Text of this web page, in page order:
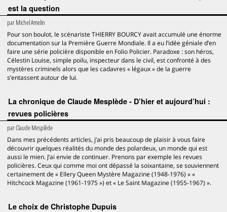
est la question
parMichel Amelin
Pour son boulot, le scénariste THIERRY BOURCY avait accumulé une énorme
documentation sur la Première Guerre Mondiale. Il a eu l’idée géniale d’en
faire une série policière disponible en Folio Policier. Paradoxe : son héros,
Célestin Louise, simple poilu, inspecteur dans le civil, est confronté à des
mystères criminels alors que les cadavres « légaux » de la guerre
s’entassent autour de lui.
La chronique de Claude Mesplède - D’hier et aujourd’hui :
revues policières
parClaude Mesplède
Dans mes précédents articles, j’ai pris beaucoup de plaisir à vous faire
découvrir quelques réalités du monde des polardeux, un monde qui est
aussi le mien. J’ai envie de continuer. Prenons par exemple les revues
policières. Ceux qui comme moi ont dépassé la soixantaine, se souviennent
certainement de « Ellery Queen Mystère Magazine (1948-1976) » «
Hitchcock Magazine (1961-1975 ») et « Le Saint Magazine (1955-1967) ».
Le choix de Christophe Dupuis